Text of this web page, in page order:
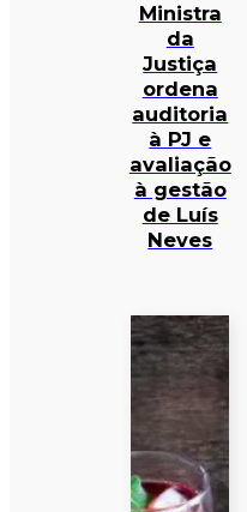
Ministra
da
Justiça
ordena
auditoria
à PJ e
avaliação
à gestão
de Luís
Neves